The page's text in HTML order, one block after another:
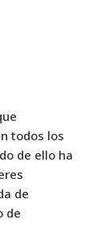
todos los
de ello ha
de
de